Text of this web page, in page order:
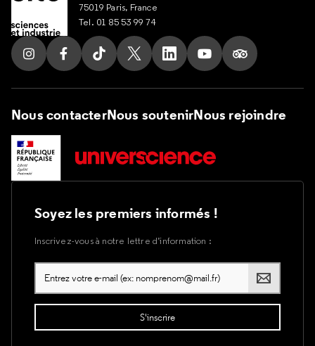
75019 Paris, France
Tel. 01 85 53 99 74
Suivez nous sur Instagram
Suivez nous sur Facebook
Suivez nous sur Tik Tok
Suivez nous sur X
Suivez nous sur LinkedIn
Suivez nous sur
Suivez nous
Nous contacterNous soutenirNous rejoindre
Soyez les premiers informés !
Inscrivez-vous à notre lettre d’information :